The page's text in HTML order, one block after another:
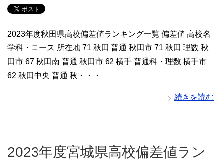
2023年度秋田県高校偏差値ランキング一覧 偏差値 高校名
学科・コース 所在地 71 秋田 普通 秋田市 71 秋田 理数 秋
田市 67 秋田南 普通 秋田市 62 横手 普通科・理数 横手市
62 秋田中央 普通 秋・・・
続きを読む
2023年度宮城県高校偏差値ラン